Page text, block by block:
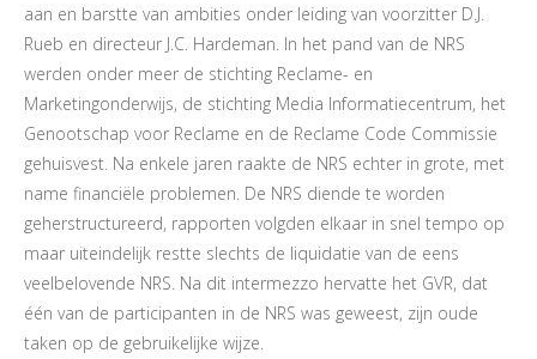
aan en barstte van ambities onder leiding van voorzitter D.J.
Rueb en directeur J.C. Hardeman. In het pand van de NRS
werden onder meer de stichting Reclame- en
Marketingonderwijs, de stichting Media Informatiecentrum, het
Genootschap voor Reclame en de Reclame Code Commissie
gehuisvest. Na enkele jaren raakte de NRS echter in grote, met
name financiële problemen. De NRS diende te worden
geherstructureerd, rapporten volgden elkaar in snel tempo op
maar uiteindelijk restte slechts de liquidatie van de eens
veelbelovende NRS. Na dit intermezzo hervatte het GVR, dat
één van de participanten in de NRS was geweest, zijn oude
taken op de gebruikelijke wijze.